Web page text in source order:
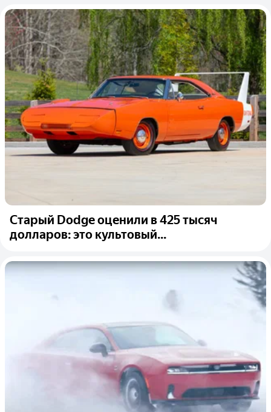
Старый Dodge оценили в 425 тысяч
долларов: это культовый...